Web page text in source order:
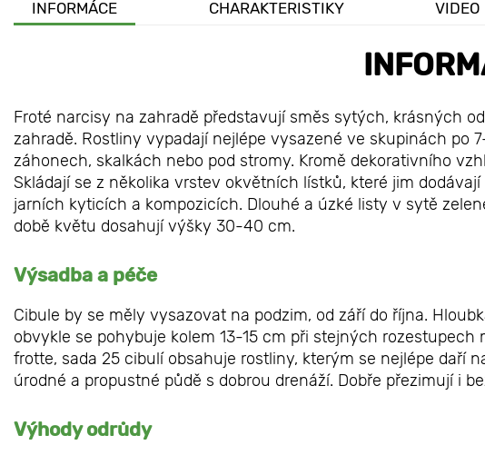
INFORMÁCE CHARAKTERISTIKY VIDEO
Froté narcisy na zahradě představují směs sytých, krásných
zahradě. Rostliny vypadají nejlépe vysazené ve skupinách po
záhonech, skalkách nebo pod stromy. Kromě dekorativního
Skládají se z několika vrstev okvětních lístků, které jim
jarních kyticích a kompozicích. Dlouhé a úzké listy v sytě
době květu dosahují výšky 30-40 cm.
Výsadba a péče
Cibule by se měly vysazovat na podzim, od září do října.
obvykle se pohybuje kolem 13-15 cm při stejných rozestupech
frotte, sada 25 cibulí obsahuje rostliny, kterým se nejlépe daří
úrodné a propustné půdě s dobrou drenáží. Dobře přezimují i
Výhody odrůdy